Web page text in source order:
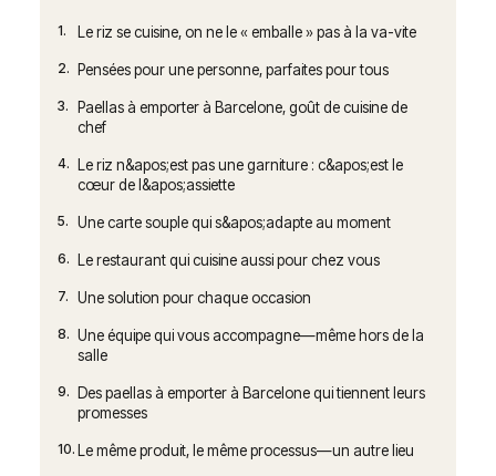
1. Le riz se cuisine, on ne le « emballe » pas à la va-vite
2. Pensées pour une personne, parfaites pour tous
3. Paellas à emporter à Barcelone, goût de cuisine de
chef
4. Le riz n&apos;est pas une garniture : c&apos;est le
cœur de l&apos;assiette
5. Une carte souple qui s&apos;adapte au moment
6. Le restaurant qui cuisine aussi pour chez vous
7. Une solution pour chaque occasion
8. Une équipe qui vous accompagne—même hors de la
salle
9. Des paellas à emporter à Barcelone qui tiennent leurs
promesses
10. Le même produit, le même processus—un autre lieu